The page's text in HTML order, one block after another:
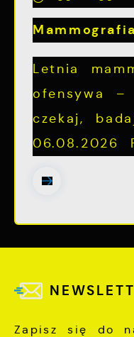
Letnia
ofensywa –
czekaj,
06.08.2026
Zapisz się do